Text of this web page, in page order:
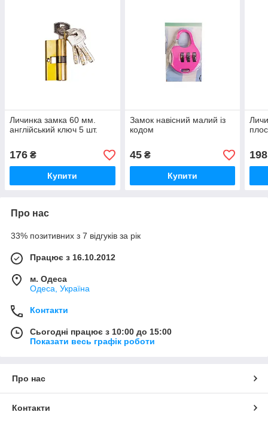
Личинка замка 60 мм.
англійський ключ 5 шт.
176 ₴
Купити
Замок навісний малий із
кодом
45₴
Купити
198
Про нас
33% позитивних з 7 відгуків за рік
Працює з 16.10.2012
м. Одеса
Одеса, Україна
Контакти
Сьогодні працює з 10:00 до 15:00
Показати весь графік роботи
Про нас
Контакти